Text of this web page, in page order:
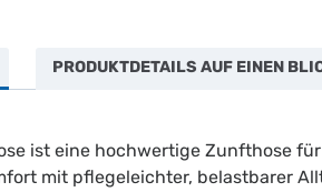
PRODUKTDETAILS AUF EINEN
ist eine hochwertige Zunfthose
mit pflegeleichter, belastbarer